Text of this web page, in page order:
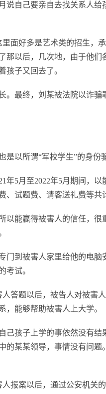
说自己要亲自去找关系人
里面好多是艺术类的招生，
那以后，几次地，由于他
孩子又回去了。
。最终，刘某被法院以诈
以所谓“军校学生”的身份
年5月至2022年5月期间，
试题费、请客送礼费等共
以能赢得被害人的信任，
门到被害人家里给他的电
考试。
人答题以后，被告人对被害
，能够帮助被害人上大学。
己孩子上学的事依然没有结
的某某领导，事情没有问题
人报案以后，通过公安机关